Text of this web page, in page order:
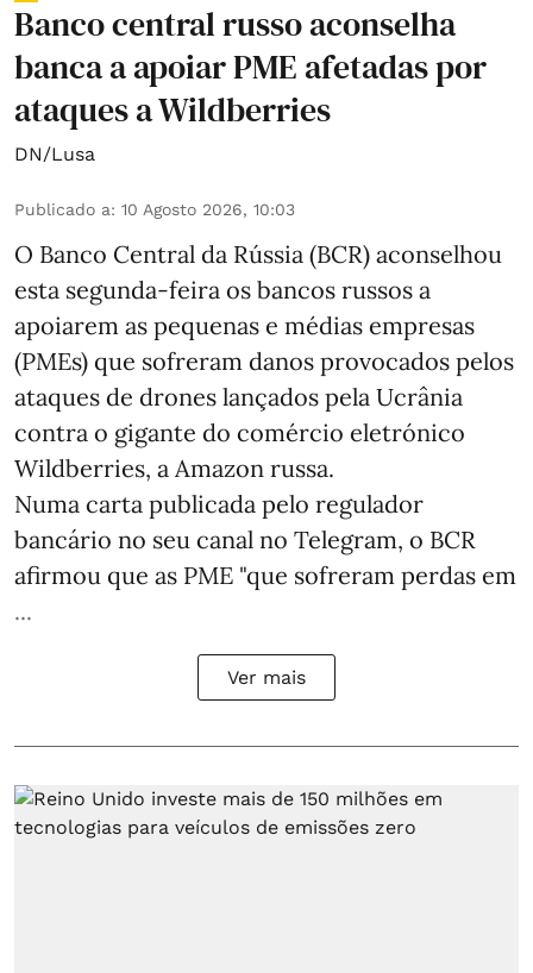
Banco central russo aconselha
banca a apoiar PME afetadas por
ataques a Wildberries
DN/Lusa
Publicado a: 10 Agosto 2026, 10:03
O Banco Central da Rússia (BCR) aconselhou
esta segunda-feira os bancos russos a
apoiarem as pequenas e médias empresas
(PMEs) que sofreram danos provocados pelos
ataques de drones lançados pela Ucrânia
contra o gigante do comércio eletrónico
Wildberries, a Amazon russa.
Numa carta publicada pelo regulador
bancário no seu canal no Telegram, o BCR
afirmou que as PME "que sofreram perdas em
...
Ver mais